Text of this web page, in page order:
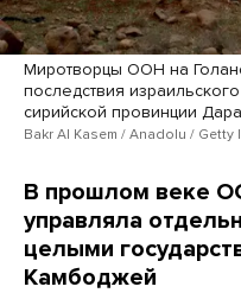
Миротворцы ООН на
последствия
сирийской провинции
Bakr Al Kasem / Anadolu / Getty
В прошлом веке
управляла
целыми
Камбоджей